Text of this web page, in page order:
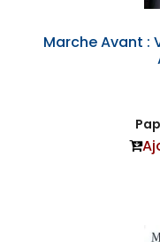
Marche Avant :